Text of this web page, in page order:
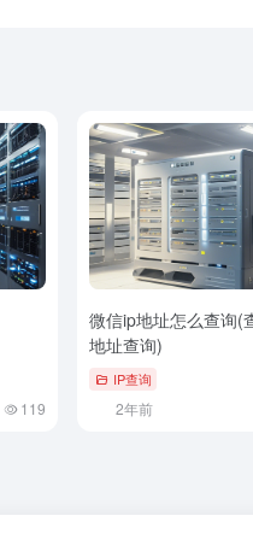
119
微信ip地址怎么查询(
地址查询)
IP查询
2年前